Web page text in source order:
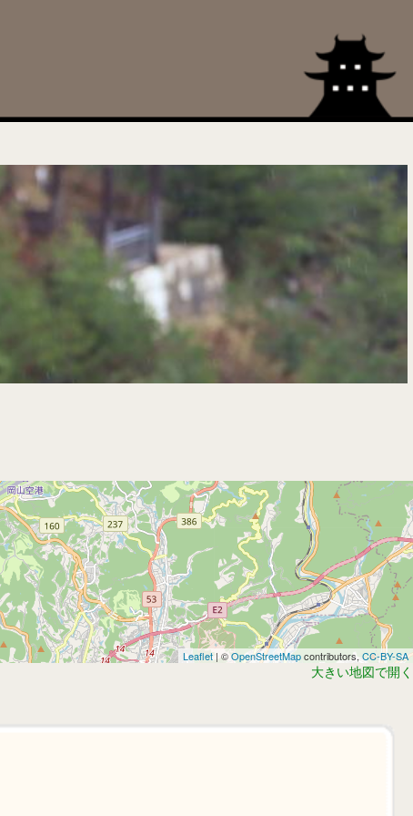
Leaflet | ©OpenStreetMapcontributors, CC-BY-SA
大きい地図で開く